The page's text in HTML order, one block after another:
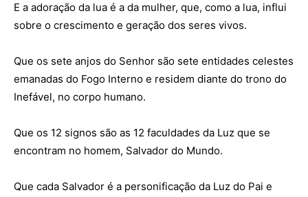
E a adoração da lua é a da mulher, que, como a lua, influi
sobre o crescimento e geração dos seres vivos.
Que os sete anjos do Senhor são sete entidades celestes
emanadas do Fogo Interno e residem diante do trono do
Inefável, no corpo humano.
Que os 12 signos são as 12 faculdades da Luz que se
encontram no homem, Salvador do Mundo.
Que cada Salvador é a personificação da Luz do Pai e